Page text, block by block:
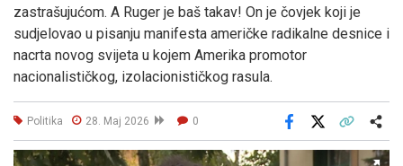
zastrašujućom. A Ruger je baš takav! On je čovjek koji je
sudjelovao u pisanju manifesta američke radikalne desnice i
nacrta novog svijeta u kojem Amerika promotor
nacionalističkog, izolacionističkog rasula.
Politika 28. Maj 2026 0
Facebook